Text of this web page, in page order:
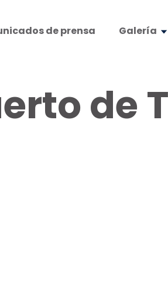
de prensa Galería
de